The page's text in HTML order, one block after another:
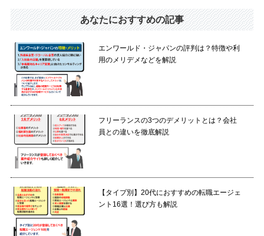
あなたにおすすめの記事
エンワールド・ジャパンの評判は？特徴や利
用のメリデメなどを解説
フリーランスの3つのデメリットとは？会社
員との違いを徹底解説
【タイプ別】20代におすすめの転職エージェ
ント16選！選び方も解説